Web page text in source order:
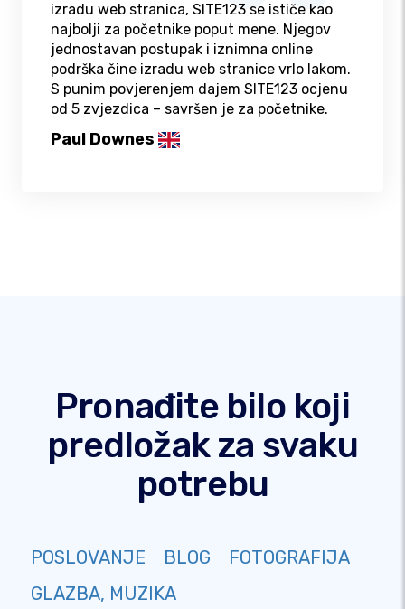
izradu web stranica, SITE123 se ističe kao
najbolji za početnike poput mene. Njegov
jednostavan postupak i iznimna online
podrška čine izradu web stranice vrlo lakom.
S punim povjerenjem dajem SITE123 ocjenu
od 5 zvjezdica – savršen je za početnike.
Paul Downes
Pronađite bilo koji
predložak za svaku
potrebu
POSLOVANJE BLOG
FOTOGRAFIJA
GLAZBA, MUZIKA